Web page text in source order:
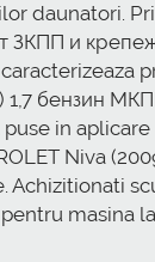
daunatori.
ЗКПП и
1,7 бензин
in
Niva
Achizitionati
masina